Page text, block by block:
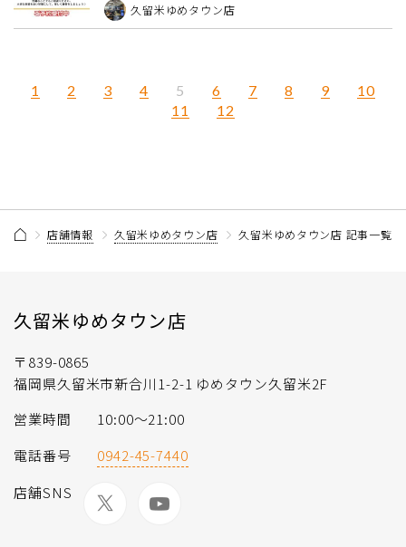
久留米ゆめタウン店
1 2 3 4 5 6 7 8 9
10
11
12
店舗情報 久留米ゆめタウン店 久留米ゆめタウン店 記事一覧
久留米ゆめタウン店
〒839-0865
福岡県久留米市新合川1-2-1 ゆめタウン久留米2F
営業時間
10:00〜21:00
電話番号
0942-45-7440
店舗SNS